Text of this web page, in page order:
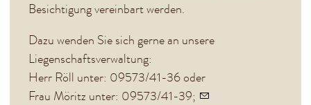
Besichtigung vereinbart werden.
Dazu wenden Sie sich gerne an unsere
Liegenschaftsverwaltung:
Herr Röll unter: 09573/41-36 oder
Frau Möritz unter: 09573/41-39;